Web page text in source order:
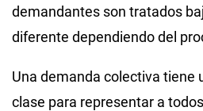
demandantes son tratados
diferente dependiendo del
Una demanda colectiva tiene
clase para representar a